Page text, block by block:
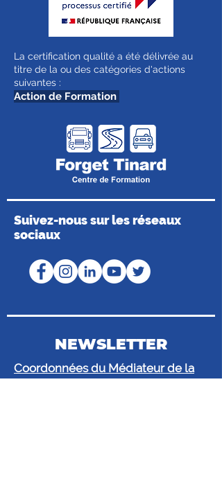
La certification qualité a été délivrée au
titre de la ou des catégories d'actions
suivantes :
Action de Formation
Suivez-nous sur les réseaux
sociaux
NEWSLETTER
Coordonnées du Médiateur de la